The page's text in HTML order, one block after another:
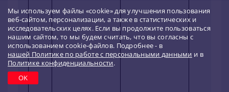
Мы используем файлы «cookie» для улучшения пользования
веб-сайтом, персонализации, а также в статистических и
исследовательских целях. Если вы продолжите пользоваться
нашим сайтом, то мы будем считать, что вы согласны с
использованием cookie-файлов. Подробнее - в
нашей Политике по работе с персональными данными и в
Политике конфиденциальности.
OK